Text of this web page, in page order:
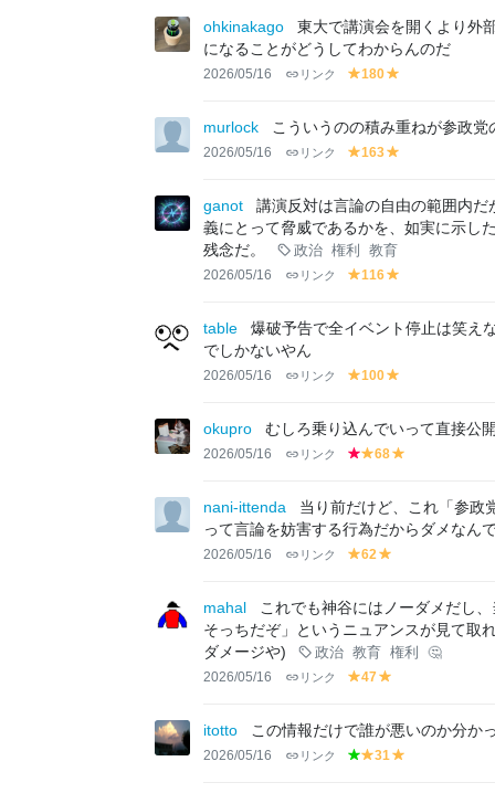
ohkinakago
東大で講演会を開くより外
になることがどうしてわからんのだ
2026/05/16 リンク
y
lo
w
180
lo
w
murlock こういうのの積み重ねが参政
2026/05/16 リンク
y
lo
w
163
lo
ganot
講演反対は言論の自由の範囲内
義にとって脅威であるかを、如実に示し
残念だ。
政治 権利 教育
2026/05/16 リンク
y
lo
116
lo
table
爆破予告で全イベント停止は笑え
でしかないやん
2026/05/16 リンク
y
lo
w
100
lo
w
okupro むしろ乗り込んでいって直接公
2026/05/16 リンク
r
d
y
lo
w
68
w
nani-ittenda
当り前だけど、これ「参
って言論を妨害する行為だからダメなん
2026/05/16 リンク
y
lo
w
62
lo
w
mahal
これでも神谷にはノーダメだし
そっちだぞ」というニュアンスが見て取
ダメージや)
政治 教育 権利 🤔
2026/05/16 リンク
y
lo
w
47
lo
w
itotto この情報だけで誰が悪いのか分か
2026/05/16 リンク
g y
31